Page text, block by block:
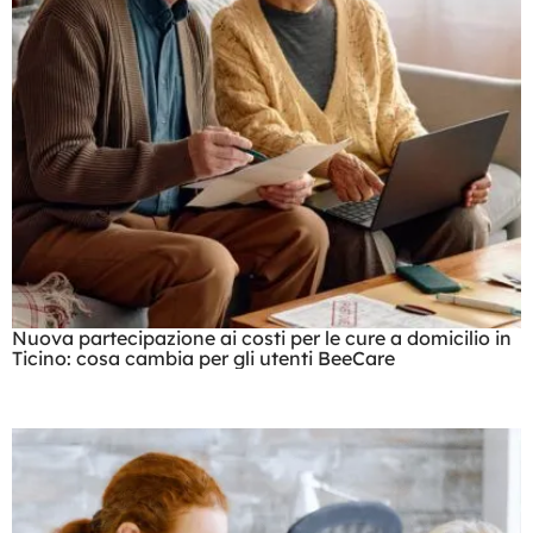
Nuova partecipazione ai costi per le cure a domicilio in
Ticino: cosa cambia per gli utenti BeeCare